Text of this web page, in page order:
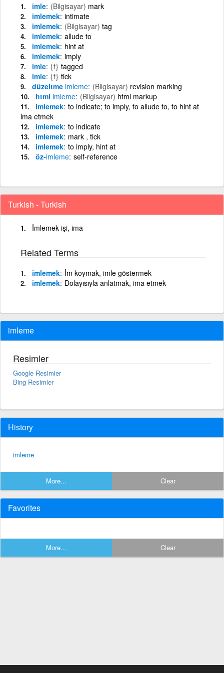
imle (Bilgisayar) mark
imlemek intimate
imlemek (Bilgisayar) tag
imlemek allude to
imlemek hint at
imlemek imply
imle {f} tagged
imle {f} tick
düzeltme imleme (Bilgisayar) revision marking
html imleme (Bilgisayar) html markup
imlemek to indicate; to imply, to allude to, to hint at
ima etmek
imlemek to indicate
imlemek mark , tick
imlemek to imply, hint at
öz-imleme self-reference
Turkish - Turkish
İmlemek işi, ima
Related Terms
imlemek İm koymak, imle göstermek
imlemek Dolayısıyla anlatmak, ima etmek
imleme
Resimler
Google Resimler
Bing Resimler
History
imleme
More... Clear
Favorites
More... Clear